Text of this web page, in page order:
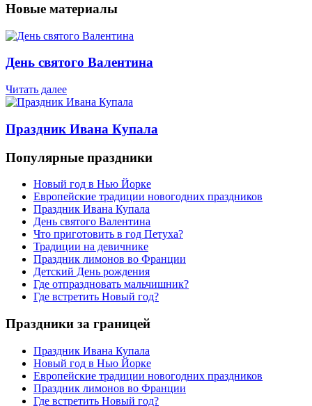
Новые материалы
День святого Валентина
Читать далее
Праздник Ивана Купала
Популярные праздники
Новый год в Нью Йорке
Европейские традиции новогодних праздников
Праздник Ивана Купала
День святого Валентина
Что приготовить в год Петуха?
Традиции на девичнике
Праздник лимонов во Франции
Детский День рождения
Где отпраздновать мальчишник?
Где встретить Новый год?
Праздники за границей
Праздник Ивана Купала
Новый год в Нью Йорке
Европейские традиции новогодних праздников
Праздник лимонов во Франции
Где встретить Новый год?